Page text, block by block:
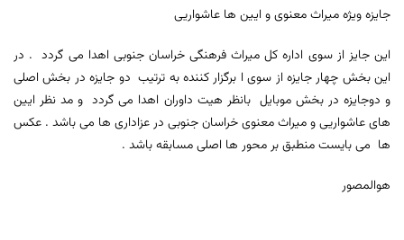
جایزه ویژه میراث معنوی و ایین ها عاشواریی
این جایز از سوی اداره کل میراث فرهنگی خراسان جنوبی اهدا می گردد . در
این بخش چهار جایزه از سوی ا برگزار کننده به ترتیب دو جایزه در بخش اصلی
و دوجایزه در بخش موبایل بانظر هیت داوران اهدا می گردد و مد نظر ایین
های عاشواریی و میراث معنوی خراسان جنوبی در عزاداری ها می باشد . عکس
ها می بایست منطبق بر محور ها اصلی مسابقه باشد .
هوالمصور